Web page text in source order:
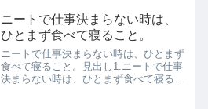
ニートで仕事決まらない時は、
ひとまず食べて寝ること。
ニートで仕事決まらない時は、ひとまず
食べて寝ること。見出し1.ニートで仕事
決まらない時は、ひとまず食べて寝るこ